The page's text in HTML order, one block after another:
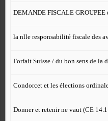
DEMANDE FISCALE GROUPEE
la nlle responsabilité fiscale des
Forfait Suisse / du bon sens de la
Condorcet et les élections
Donner et retenir ne vaut (CE